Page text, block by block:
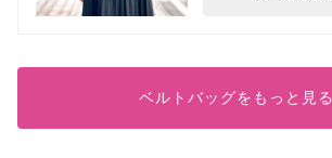
ベルトバッグをもっと見る